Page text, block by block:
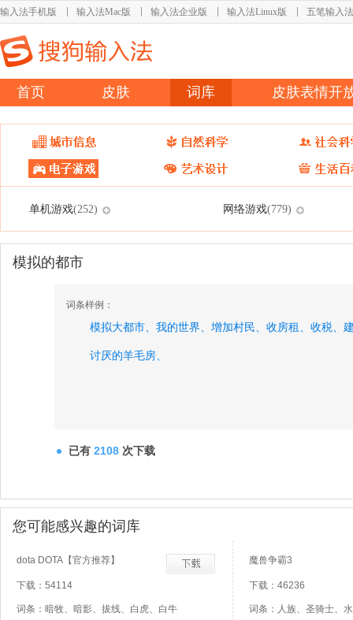
输入法手机版 输入法Mac版 输入法企业版 输入法Linux版 五笔输入法
首页 皮肤 词库 皮肤表情开
单机游戏(252) 网络游戏(779)
模拟的都市
词条样例：
模拟大都市、 我的世界、 增加村民、 收房租、 收税、
讨厌的羊毛房、
已有 2108 次下载
您可能感兴趣的词库
dota DOTA【官方推荐】
下载：54114
词条：暗牧、暗影、拔线、白虎、白牛
魔兽争霸3
下载：46236
词条：人族、圣骑士、